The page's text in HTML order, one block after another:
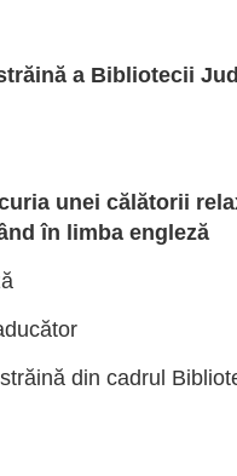
a Bibliotecii
unei călătorii
în limba engleză
din cadrul